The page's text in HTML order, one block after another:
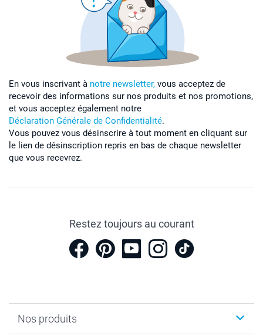
En vous inscrivant à notre newsletter, vous acceptez de
recevoir des informations sur nos produits et nos promotions,
et vous acceptez également notre
Déclaration Générale de Confidentialité.
Vous pouvez vous désinscrire à tout moment en cliquant sur
le lien de désinscription repris en bas de chaque newsletter
que vous recevrez.
Restez toujours au courant
Nos produits